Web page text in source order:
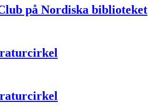
på Nordiska biblioteket